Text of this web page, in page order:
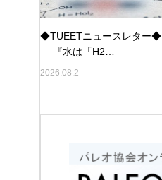
◆TUEETニュースレター◆
『水は「H2…
2026.08.2